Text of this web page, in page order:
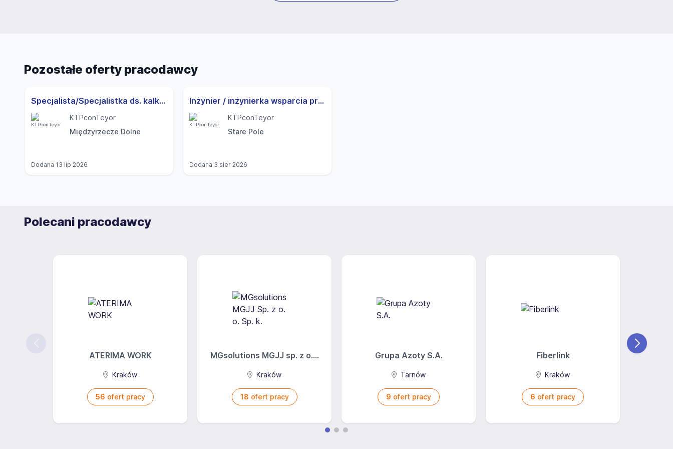
Proces przyjmowania zgłoszeń jest jednym z kluczowych elementów prawidłowego i bezpiecznego
podejmowanie działań w celu ich eliminowania i ograniczania ryzyka na wszystkich poziomach organizacyjnych
Spółki. Niniejsza procedura została ustanowiona, aby w duchu zrównoważonego rozwoju stworzyć trwałą
wartość dla pracujących w Spółce pracowników, jak również osób współpracujących ze Spółką, poprzez ich
Sygnalista podlega ochronie od chwili dokonania zgłoszenia, pod warunkiem, że miał uzasadnione podstawy
stanowi informację o naruszeniu prawa.
Sygnalista dokonujący zgłoszenia w złej wierze lub dokonujący zgłoszenia niepoważnego lub zgłoszenia
stanowiącego w istocie nadużycie nie podlega ochronie przewidzianej w Procedurze. Takiej ochronie nie
Pozostałe oferty pracodawcy
Specjalista/Specjalistka ds. kalkulacji cen
KTPconTeyor
Międzyrzecze Dolne
Dodana 13 lip 2026
Inżynier / inżynierka wsparcia produkcji
KTPconTeyor
Stare Pole
Dodana 3 sier 2026
Polecani pracodawcy
ATERIMA WORK
Kraków
56 ofert pracy
MGsolutions MGJJ sp. z o....
Kraków
18 ofert pracy
Grupa Azoty S.A.
Tarnów
9 ofert pracy
Fiberlink
Kraków
6 ofert pracy